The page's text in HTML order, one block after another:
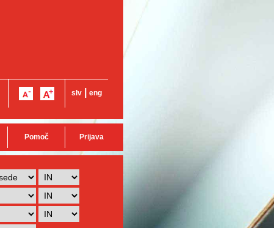
slv eng
Pomoč Prijava